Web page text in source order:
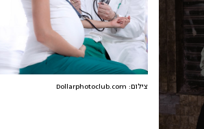
צילום: Dollarphotoclub.com